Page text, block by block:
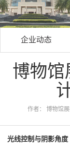
企业动态
博物馆
作者： 博物馆
光线控制与阴影角度